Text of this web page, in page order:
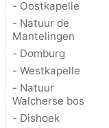
- Oostkapelle
- Natuur de
Mantelingen
- Domburg
- Westkapelle
- Natuur
Walcherse bos
- Dishoek